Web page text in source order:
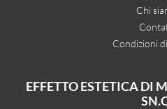
Chi
Condizioni
EFFETTO ESTETICA DI